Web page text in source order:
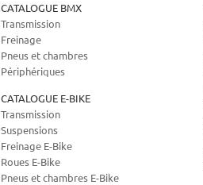
CATALOGUE BMX
Transmission
Freinage
Pneus et chambres
Périphériques
CATALOGUE E-BIKE
Transmission
Suspensions
Freinage E-Bike
Roues E-Bike
Pneus et chambres E-Bike